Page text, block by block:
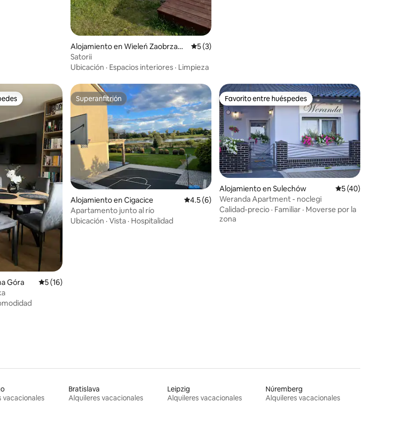
Alojamiento en Wieleń Zaobrzańs
ki
Calificación promedio: 5 de 5, 3 reseñas
5 (3)
Satorii
Ubicación · Espacios interiores · Limpieza
preferido
Góra Calificación promedio: 5 de 5, 16 reseñas
5 (16)
Superanfitrión
Superanfitrión
Alojamiento en Cigacice Calificación promedio: 4.5 de 5, 6 reseñas
4.5 (6)
Apartamento junto al río
Ubicación · Vista · Hospitalidad
Favorito entre huéspedes
Favorito entre huéspedes
Alojamiento en Sulechów Calificación
5 (40)
Weranda Apartment - noclegi
Calidad-precio · Familiar · Moverse por la
zona
vacacionales
Bratislava
Alquileres vacacionales
Leipzig
Alquileres vacacionales
Núremberg
Alquileres vacacionales